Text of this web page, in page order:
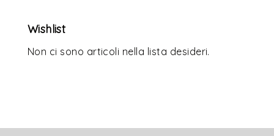
Wishlist
Non ci sono articoli nella lista desideri.